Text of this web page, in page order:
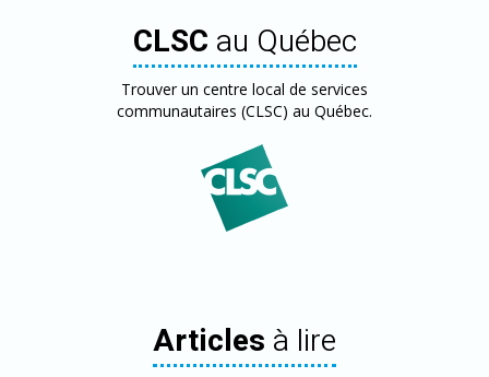
CLSC au Québec
Trouver un centre local de services
communautaires (CLSC) au Québec.
Articles à lire